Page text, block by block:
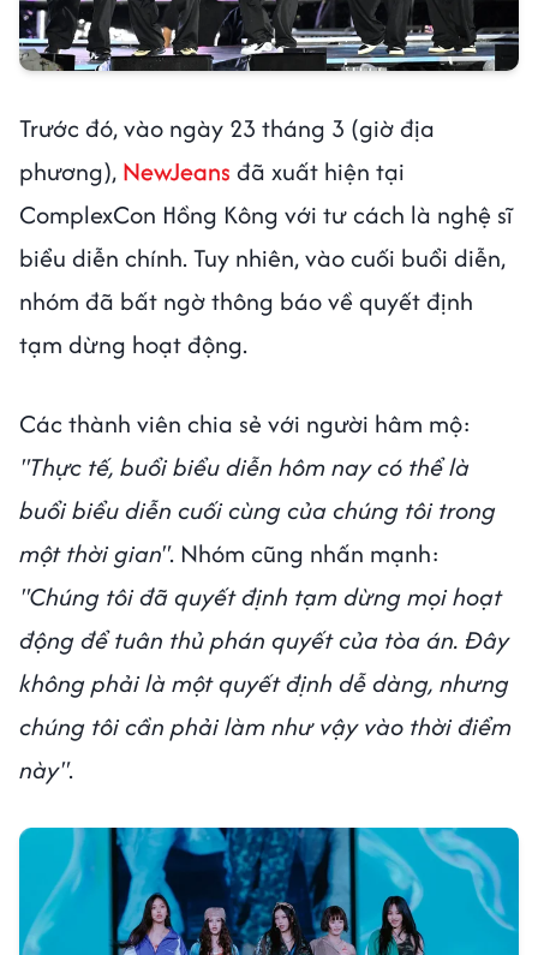
Trước đó, vào ngày 23 tháng 3 (giờ địa
phương), NewJeans đã xuất hiện tại
ComplexCon Hồng Kông với tư cách là nghệ sĩ
biểu diễn chính. Tuy nhiên, vào cuối buổi diễn,
nhóm đã bất ngờ thông báo về quyết định
tạm dừng hoạt động.
Các thành viên chia sẻ với người hâm mộ:
"Thực tế, buổi biểu diễn hôm nay có thể là
buổi biểu diễn cuối cùng của chúng tôi trong
một thời gian". Nhóm cũng nhấn mạnh:
"Chúng tôi đã quyết định tạm dừng mọi hoạt
động để tuân thủ phán quyết của tòa án. Đây
không phải là một quyết định dễ dàng, nhưng
chúng tôi cần phải làm như vậy vào thời điểm
này".